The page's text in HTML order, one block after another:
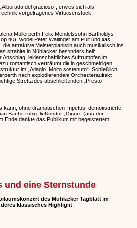
del gracioso“, erwies sich als
vorgetragenes Virtuosenstück.
Müllerperth Felix Mendelssohn Bartholdys
wobei Peter Wallinger am Pult und das
die attraktive Meisterpianistin auch musikalisch ins
strahlte in Mühlacker besonders hell:
Anschlag, leidenschaftliches Auftrumpfen im
romantisch verträumt die in geschmeidigen
im „Adagio. Molto sostenuto“. Schließlich
nach explodierendem Orchesterauftakt
Stretta des abschließenden „Presto
kann, ohne dramatischen Impetus, demonstrierte
Bachs ruhig fließender „Gigue“ (aus der
Ende dankte das Publikum mit begeistertem
und eine Sternstunde
des Mühlacker Tagblatt im
klassisches Highlight